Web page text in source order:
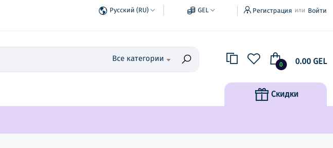
Русский (RU) GEL Регистрация или Войти
Все категории
0 0.00 GEL
Скидки